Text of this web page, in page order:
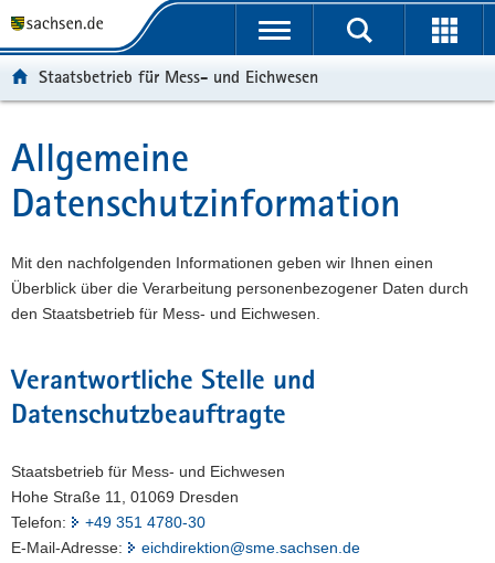
t
ü
b
e
g
r
e
f
e
n
e
N
a
v
t
n
a
v
g
a
t
o
n
p
n
h
a
t
t
-
B
e
e
i
c
Staatsbetrieb für Mess- und Eichwesen
Hauptinhalt
Allgemeine
Datenschutzinformation
Mit den nachfolgenden Informationen geben wir Ihnen einen
Überblick über die Verarbeitung personenbezogener Daten durch
den Staatsbetrieb für Mess- und Eichwesen.
Verantwortliche Stelle und
Datenschutzbeauftragte
Staatsbetrieb für Mess- und Eichwesen
Hohe Straße 11, 01069 Dresden
Telefon:
+49 351 4780-30
E-Mail-Adresse:
eichdirektion@sme.sachsen.de